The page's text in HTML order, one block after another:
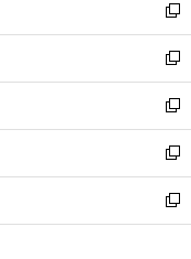
く
で
開
く
ド
ウ
で
開
く
ィ
ン
ド
ウ
で
開
く
い
ウ
ィ
ン
ド
ウ
で
開
く
新
し
い
ウ
ィ
ン
ド
ウ
で
開
新
し
い
ウ
ィ
ン
ド
ウ
新
し
い
ウ
ィ
ン
新
し
い
ウ
新
し